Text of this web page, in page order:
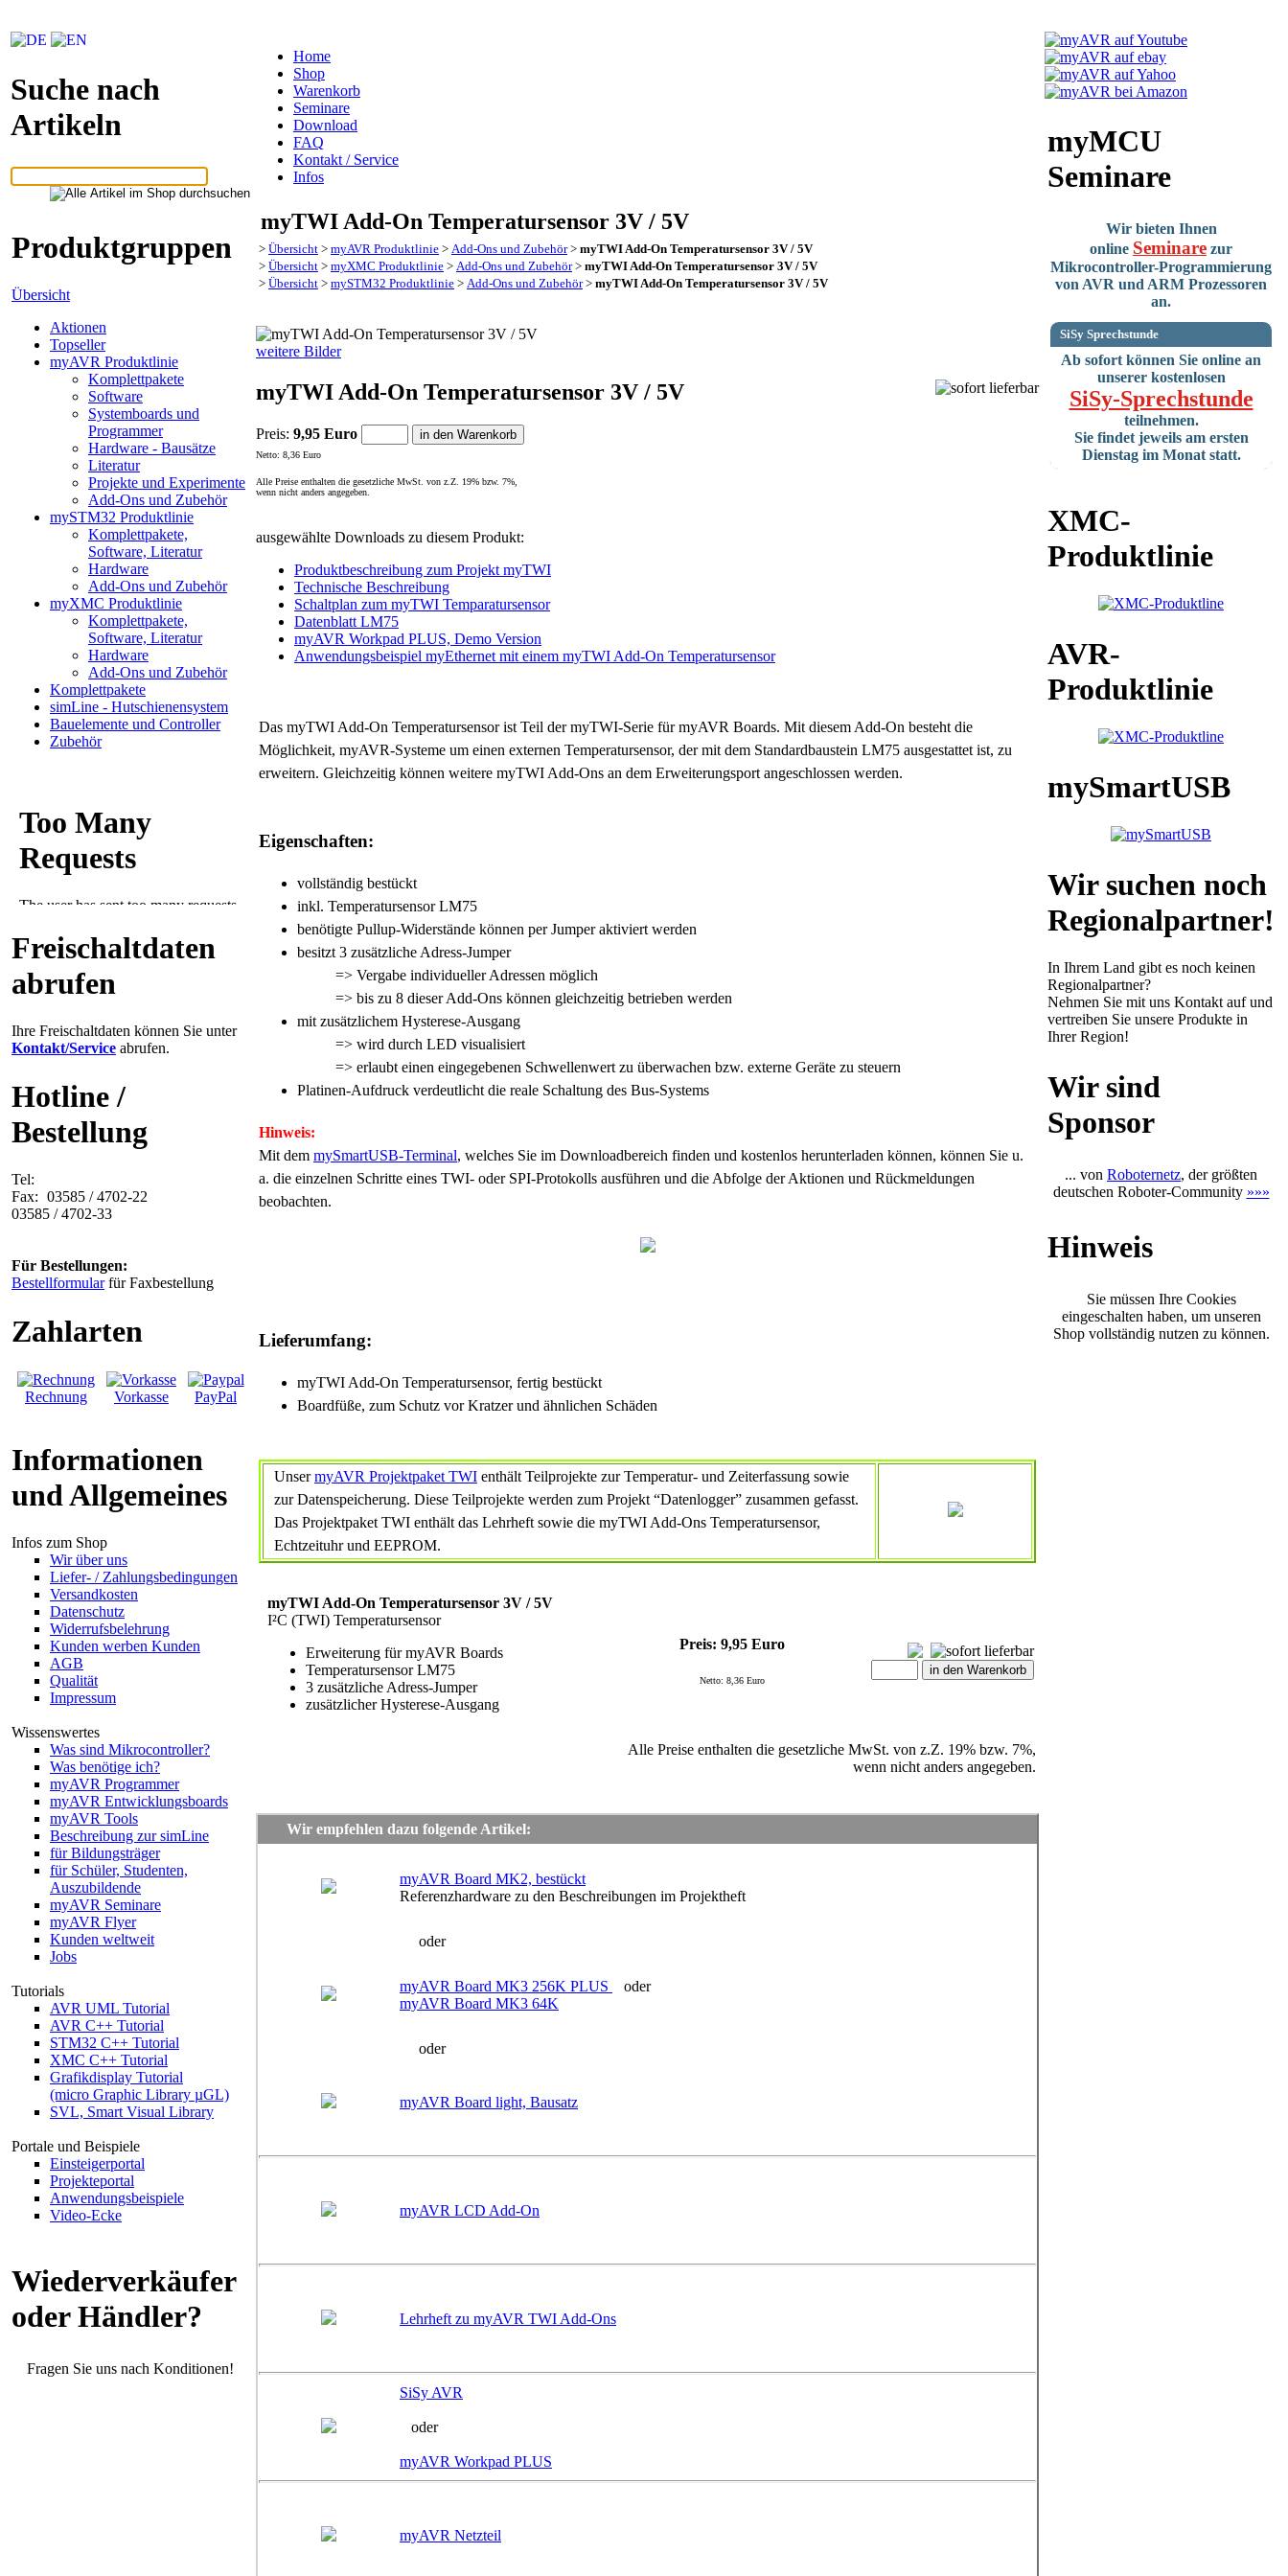
Suche nach
Artikeln
Produktgruppen
Übersicht
Aktionen
Topseller
myAVR Produktlinie
Komplettpakete
Software
Systemboards und
Programmer
Hardware - Bausätze
Literatur
Projekte und Experimente
Add-Ons und Zubehör
mySTM32 Produktlinie
Komplettpakete,
Software, Literatur
Hardware
Add-Ons und Zubehör
myXMC Produktlinie
Komplettpakete,
Software, Literatur
Hardware
Add-Ons und Zubehör
Komplettpakete
simLine - Hutschienensystem
Bauelemente und Controller
Zubehör
Freischaltdaten
abrufen
Ihre Freischaltdaten können Sie unter
Kontakt/Service abrufen.
Hotline /
Bestellung
Tel:
Fax: 03585 / 4702-22
03585 / 4702-33
Für Bestellungen:
Bestellformularfür Faxbestellung
Zahlarten
Rechnung Vorkasse PayPal
Informationen
und Allgemeines
Infos zum Shop
Wir über uns
Liefer- / Zahlungsbedingungen
Versandkosten
Datenschutz
Widerrufsbelehrung
Kunden werben Kunden
AGB
Qualität
Impressum
Wissenswertes
Was sind Mikrocontroller?
Was benötige ich?
myAVR Programmer
myAVR Entwicklungsboards
myAVR Tools
Beschreibung zur simLine
für Bildungsträger
für Schüler, Studenten,
Auszubildende
myAVR Seminare
myAVR Flyer
Kunden weltweit
Jobs
Tutorials
AVR UML Tutorial
AVR C++ Tutorial
STM32 C++ Tutorial
XMC C++ Tutorial
Grafikdisplay Tutorial
(micro Graphic Library µGL)
SVL, Smart Visual Library
Portale und Beispiele
Einsteigerportal
Projekteportal
Anwendungsbeispiele
Video-Ecke
Wiederverkäufer
oder Händler?
Fragen Sie uns nach Konditionen!
Home
Shop
Warenkorb
Seminare
Download
FAQ
Kontakt / Service
Infos
myTWI Add-On Temperatursensor 3V / 5V
> Übersicht > myAVR Produktlinie > Add-Ons und Zubehör> myTWI Add-On Temperatursensor 3V / 5V
> Übersicht > myXMC Produktlinie > Add-Ons und Zubehör> myTWI Add-On Temperatursensor 3V / 5V
> Übersicht > mySTM32 Produktlinie > Add-Ons und Zubehör> myTWI Add-On Temperatursensor 3V / 5V
weitere Bilder
myTWI Add-On Temperatursensor 3V / 5V
Preis: 9,95 Euro
Netto: 8,36 Euro
Alle Preise enthalten die gesetzliche MwSt. von z.Z. 19% bzw. 7%,
wenn nicht anders angegeben.
ausgewählte Downloads zu diesem Produkt:
Produktbeschreibung zum Projekt myTWI
Technische Beschreibung
Schaltplan zum myTWI Temparatursensor
Datenblatt LM75
myAVR Workpad PLUS, Demo Version
Anwendungsbeispiel myEthernet mit einem myTWI Add-On Temperatursensor
Das myTWI Add-On Temperatursensor ist Teil der myTWI-Serie für myAVR Boards. Mit diesem Add-On besteht die
Möglichkeit, myAVR-Systeme um einen externen Temperatursensor, der mit dem Standardbaustein LM75 ausgestattet ist, zu
erweitern. Gleichzeitig können weitere myTWI Add-Ons an dem Erweiterungsport angeschlossen werden.
Eigenschaften:
vollständig bestückt
inkl. Temperatursensor LM75
benötigte Pullup-Widerstände können per Jumper aktiviert werden
besitzt 3 zusätzliche Adress-Jumper
=> Vergabe individueller Adressen möglich
=> bis zu 8 dieser Add-Ons können gleichzeitig betrieben werden
mit zusätzlichem Hysterese-Ausgang
=> wird durch LED visualisiert
=> erlaubt einen eingegebenen Schwellenwert zu überwachen bzw. externe Geräte zu steuern
Platinen-Aufdruck verdeutlicht die reale Schaltung des Bus-Systems
Hinweis:
Mit dem mySmartUSB-Terminal, welches Sie im Downloadbereich finden und kostenlos herunterladen können, können Sie u.
a. die einzelnen Schritte eines TWI- oder SPI-Protokolls ausführen und die Abfolge der Aktionen und Rückmeldungen
beobachten.
Lieferumfang:
myTWI Add-On Temperatursensor, fertig bestückt
Boardfüße, zum Schutz vor Kratzer und ähnlichen Schäden
UnsermyAVR Projektpaket TWI enthält Teilprojekte zur Temperatur- und Zeiterfassung sowie
zur Datenspeicherung. Diese Teilprojekte werden zum Projekt “Datenlogger” zusammen gefasst.
Das Projektpaket TWI enthält das Lehrheft sowie die myTWI Add-Ons Temperatursensor,
Echtzeituhr und EEPROM.
myTWI Add-On Temperatursensor 3V / 5V
I²C (TWI) Temperatursensor
Erweiterung für myAVR Boards
Temperatursensor LM75
3 zusätzliche Adress-Jumper
zusätzlicher Hysterese-Ausgang
Preis: 9,95 Euro
Netto: 8,36 Euro
Alle Preise enthalten die gesetzliche MwSt. von z.Z. 19% bzw. 7%,
wenn nicht anders angegeben.
Wir empfehlen dazu folgende Artikel:
myAVR Board MK2, bestückt
Referenzhardware zu den Beschreibungen im Projektheft
oder
myAVR Board MK3 256K PLUS
oder
myAVR Board MK3 64K
oder
myAVR Board light, Bausatz
myAVR LCD Add-On
Lehrheft zu myAVR TWI Add-Ons
SiSy AVR
oder
myAVR Workpad PLUS
myAVR Netzteil
myMCU
Seminare
Wir bieten Ihnen
online Seminare zur
Mikrocontroller-Programmierung
von AVR und ARM Prozessoren
an.
SiSy Sprechstunde
Ab sofort können Sie online an
unserer kostenlosen
SiSy-Sprechstunde
teilnehmen.
Sie findet jeweils am ersten
Dienstag im Monat statt.
XMC-
Produktlinie
AVR-
Produktlinie
mySmartUSB
Wir suchen noch
Regionalpartner!
In Ihrem Land gibt es noch keinen
Regionalpartner?
Nehmen Sie mit uns Kontakt auf und
vertreiben Sie unsere Produkte in
Ihrer Region!
Wir sind
Sponsor
... von Roboternetz, der größten
deutschen Roboter-Community »»»
Hinweis
Sie müssen Ihre Cookies
eingeschalten haben, um unseren
Shop vollständig nutzen zu können.